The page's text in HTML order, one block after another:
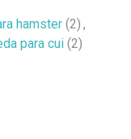
hamster (2) ,
para cui (2)